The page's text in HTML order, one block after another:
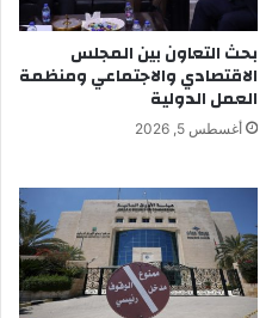
بحث التعاون بين المجلس
الاقتصادي والاجتماعي ومنظمة
العمل الدولية
أغسطس 5, 2026